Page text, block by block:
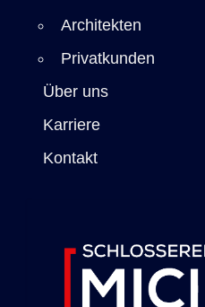
Architekten
Privatkunden
Über uns
Karriere
Kontakt